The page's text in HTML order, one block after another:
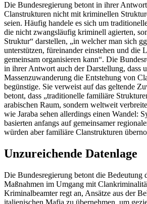
Die Bundesregierung betont in ihrer
Clanstrukturen nicht mit kriminellen
seien. Häufig handele es sich um
die nicht zwangsläufig kriminell agierten,
Struktur“ darstellen, „in welcher man sich
unterstützen, füreinander einstehen und die
gemeinsam organisieren kann“. Die
in ihrer Antwort auch der Darstellung, dass
Massenzuwanderung die Entstehung von
begünstige. Sie verweist auf das geltende
betont, dass „traditionelle familiäre
arabischen Raum, sondern weltweit
wie Jaraba sehen allerdings einen Wandel:
basierten anfangs auf gemeinsamer
würden aber familiäre Clanstrukturen
Unzureichende Datenlage
Die Bundesregierung betont die Bedeutung
Maßnahmen im Umgang mit
Kriminalbeamter regt an, Ansätze aus der